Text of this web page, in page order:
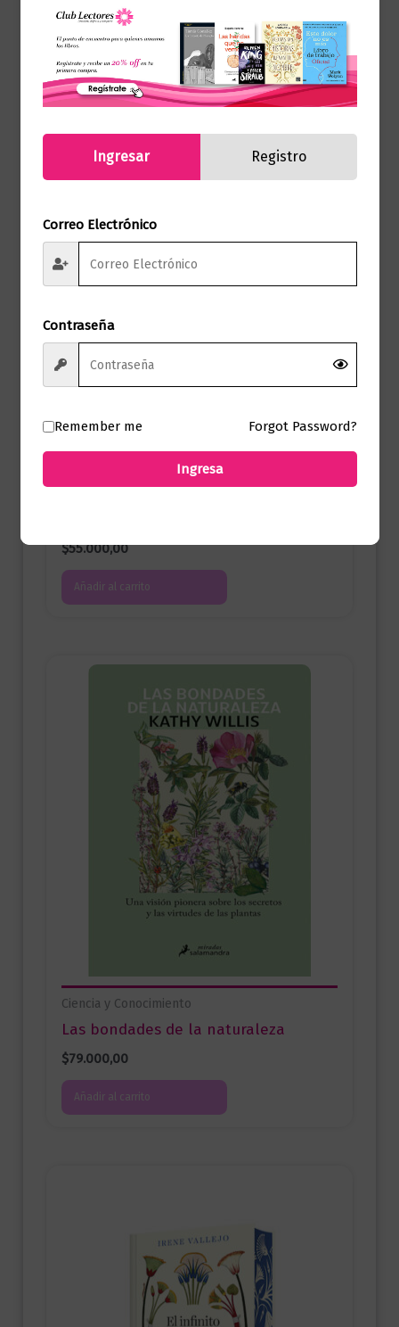
Las leyes de la naturaleza humana
$116.000,00
Añadir al carrito
$55.000,00
Añadir al carrito
Ciencia y Conocimiento
Las bondades de la naturaleza
$79.000,00
Añadir al carrito
Ingresar Registro
Correo Electrónico
Contraseña
Remember me Forgot Password?
Ingresa